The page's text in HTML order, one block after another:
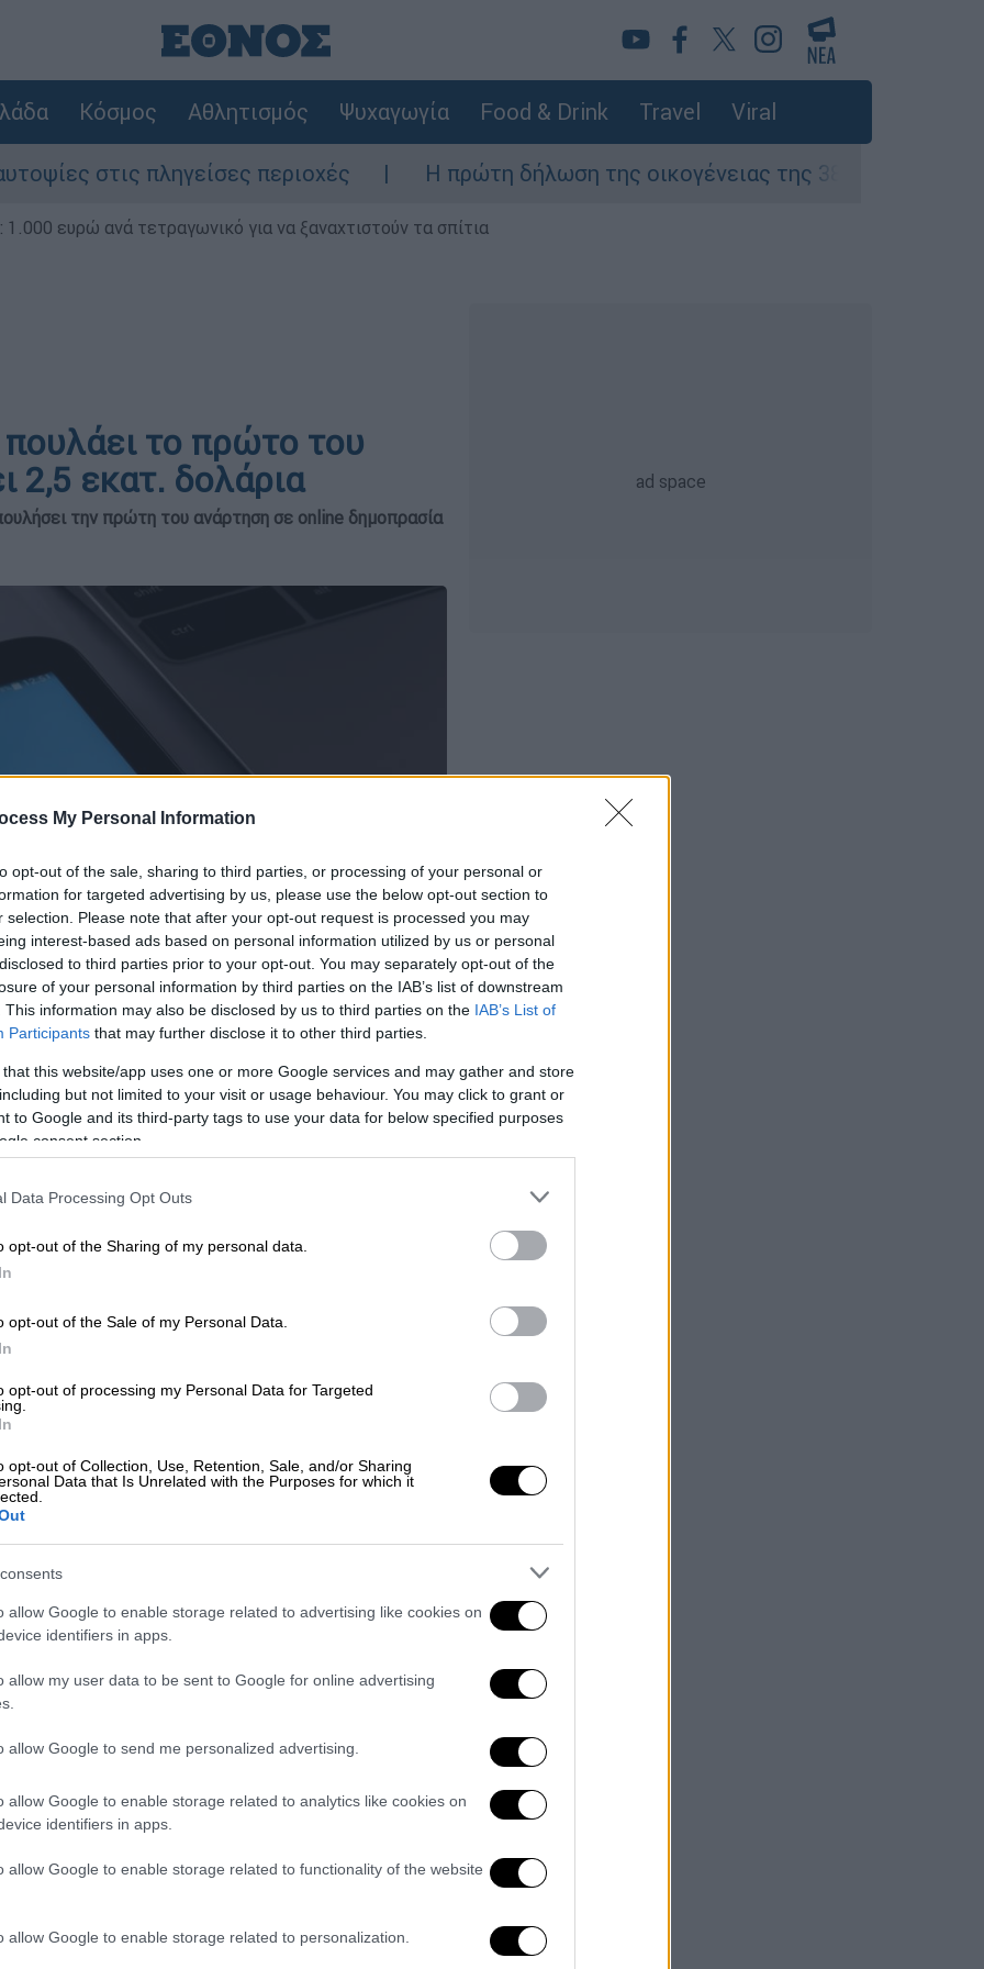
My Personal Information
opt-out of the sale, sharing to third parties, or processing of your personal or
for targeted advertising by us, please use the below opt-out section to
selection. Please note that after your opt-out request is processed you may
interest-based ads based on personal information utilized by us or personal
to third parties prior to your opt-out. You may separately opt-out of the
of your personal information by third parties on the IAB’s list of downstream
This information may also be disclosed by us to third parties on the IAB’s List of
Participants that may further disclose it to other third parties.
that this website/app uses one or more Google services and may gather and store
but not limited to your visit or usage behaviour. You may click to grant or
to Google and its third-party tags to use your data for below specified purposes
consent section.
Data Processing Opt Outs
opt-out of the Sharing of my personal data.
opt-out of the Sale of my Personal Data.
opt-out of processing my Personal Data for Targeted
opt-out of Collection, Use, Retention, Sale, and/or Sharing
Data that Is Unrelated with the Purposes for which it
allow Google to enable storage related to advertising like cookies on
identifiers in apps.
allow my user data to be sent to Google for online advertising
allow Google to send me personalized advertising.
allow Google to enable storage related to analytics like cookies on
identifiers in apps.
allow Google to enable storage related to functionality of the website
allow Google to enable storage related to personalization.
Κόσμος Αθλητισμός Ψυχαγωγία Food & Drink Travel Viral
στις πληγείσες περιοχές Η πρώτη δήλωση της οικογένειας της 38χρονης Βρετανίδας
ευρώ ανά τετραγωνικό για να ξαναχτιστούν τα σπίτια
το πρώτο του
2,5 εκατ. δολάρια
την πρώτη του ανάρτηση σε online δημοπρασία
ανάρτηση στην ιστορία τουTwitter
και διευθύνων σύμβουλος της διάσημης
Ντόρσεϊ, καταχώρησε το μήνυμά του
η οποία διαθέτει προς
τουΝτόρσεϊτο Μάρτιο του
που μάλιστα έφτασαν στα 88.888,88
στιγμή που ο συνιδρυτής του Twitter
λογαριασμούς μετά από πέντε fake news
up my twttr
πως αν και η ανάρτηση έγινε
καταχώρησηκέντρισε το ενδιαφέρον
του συνδέσμου από το Ντόρσεϊ,
ξημερώματα του Σαββάτου, η
του μηνύματος έφτανε στα 100.000
το tweet έγινε χθες, Κυριακή στα 2.5
γίνεται ηδημοπρασία, έκανε την
την αγορά αναρτήσεων στο